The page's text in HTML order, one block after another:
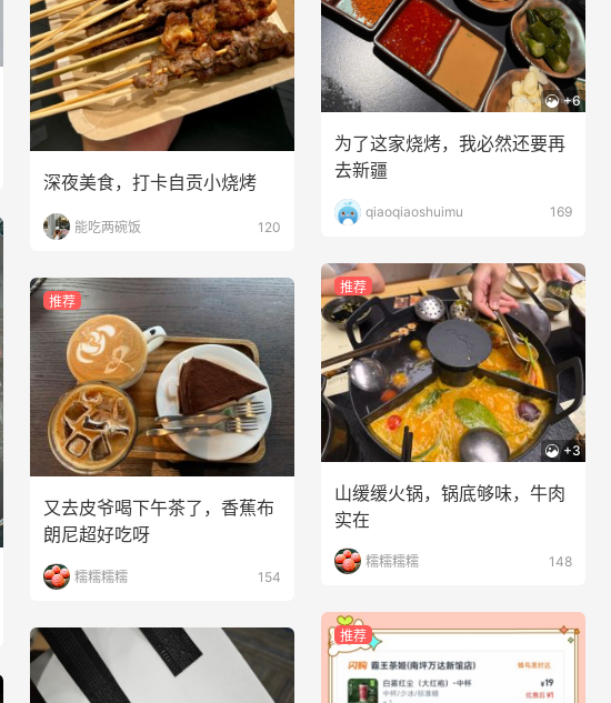
深夜美食，打卡自贡小烧烤
能吃两碗饭 120
推荐
又去皮爷喝下午茶了，香蕉布
朗尼超好吃呀
糯糯糯糯 154
+6
为了这家烧烤，我必然还要再
去新疆
qiaoqiaoshuimu 169
推荐
+3
山缓缓火锅，锅底够味，牛肉
实在
糯糯糯糯 148
推荐
1 08月08日 1